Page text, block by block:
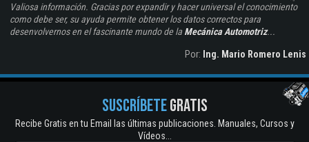
Valiosa información. Gracias por expandir y hacer universal el conocimiento
como debe ser, su ayuda permite obtener los datos correctos para
desenvolvernos en el fascinante mundo de la Mecánica Automotriz...
Por: Ing. Mario Romero Lenis
SUSCRÍBETEGRATIS
Recibe Gratis en tu Email las últimas publicaciones. Manuales, Cursos y
Vídeos...